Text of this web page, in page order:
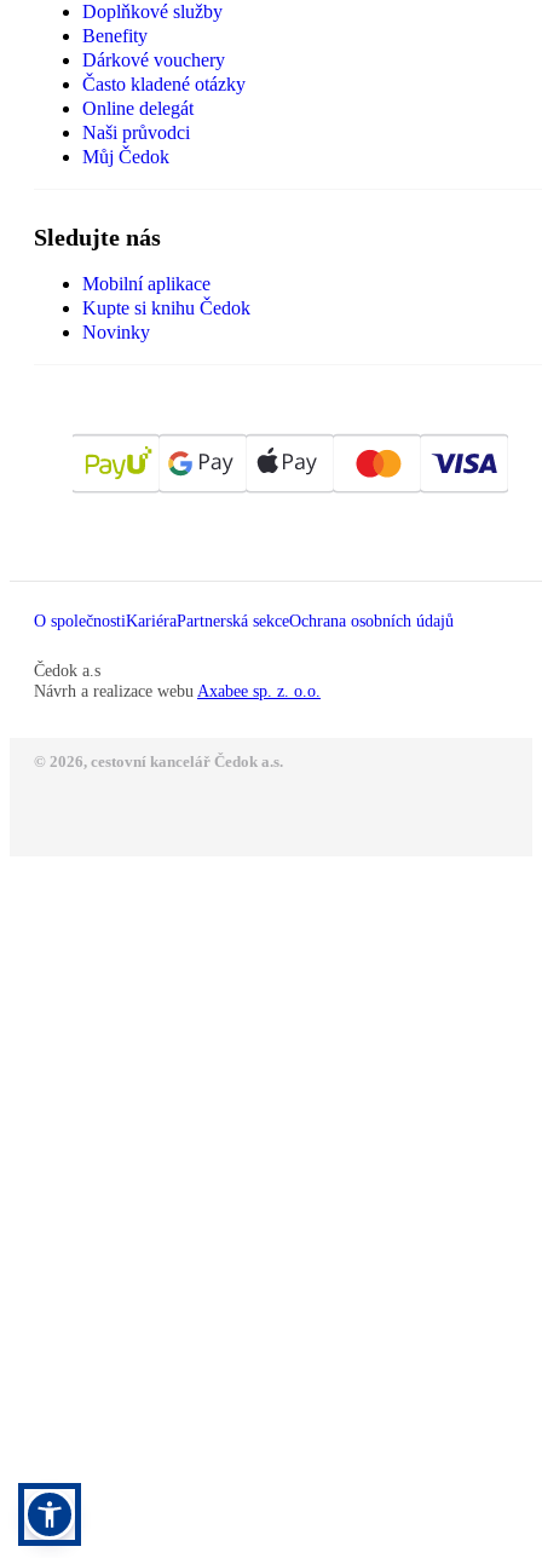
Doplňkové služby
Benefity
Dárkové vouchery
Často kladené otázky
Online delegát
Naši průvodci
Můj Čedok
Sledujte nás
Mobilní aplikace
Kupte si knihu Čedok
Novinky
O společnostiKariéraPartnerská sekceOchrana osobních údajů
Čedok a.s
Návrh a realizace webu Axabee sp. z. o.o.
© 2026, cestovní kancelář Čedok a.s.